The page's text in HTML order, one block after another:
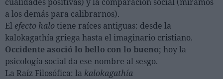
a los demás para calibrarnos).
El efecto halotiene raíces antiguas: desde la
kalokagathía griega hasta el imaginario cristiano.
Occidente asoció lo bello con lo bueno; hoy la
psicología social da ese nombre al sesgo.
La Raíz Filosófica: la kalokagathía